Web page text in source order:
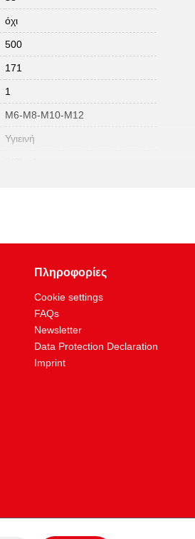
όχι
500
171
1
M6-M8-M10-M12
Υγιεινή
10 λειτουργίες
Πληροφορίες
Cookie settings
FAQs
Newsletter
Data Protection Declaration
Imprint